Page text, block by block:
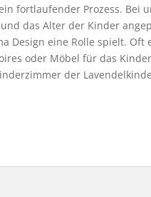
fortlaufender Prozess. Bei
das Alter der Kinder
Design eine Rolle spielt.
oder Möbel für das
der